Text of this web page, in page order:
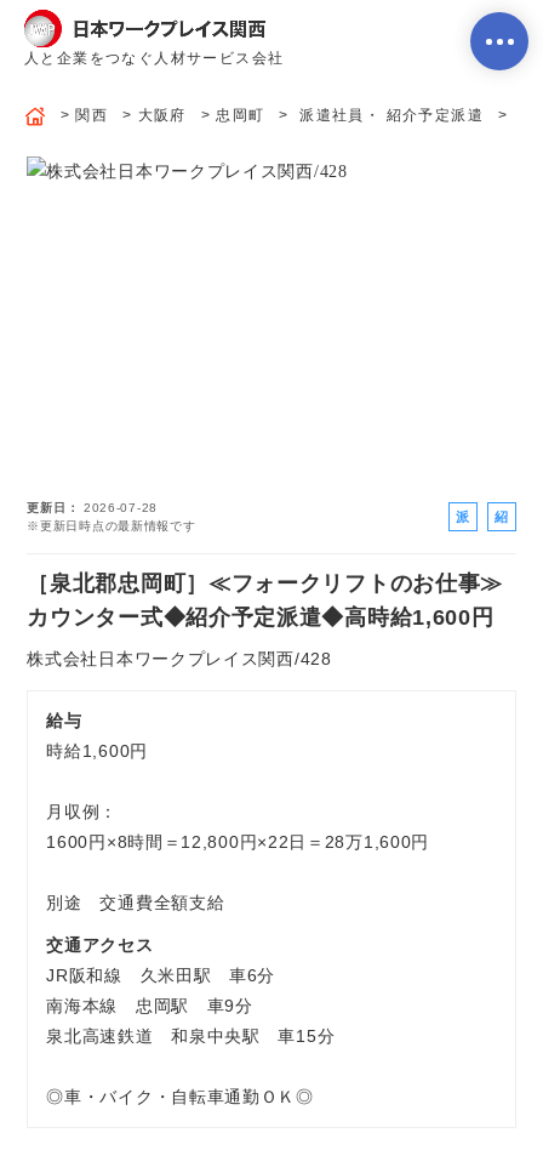
人と企業をつなぐ人材サービス会社
求人を探す
お気軽にご相談ください
関西 大阪府 忠岡町 派遣社員・ 紹介予定派遣
更新日
2026-07-28
※更新日時点の最新情報です
派
社
員
紹
［泉北郡忠岡町］≪フォークリフトのお仕事≫
カウンター式◆紹介予定派遣◆高時給1,600円
株式会社日本ワークプレイス関西/428
給与
時給1,600円
月収例：
1600円×8時間＝12,800円×22日＝28万1,600円
別途 交通費全額支給
交通アクセス
JR阪和線 久米田駅 車6分
南海本線 忠岡駅 車9分
泉北高速鉄道 和泉中央駅 車15分
◎車・バイク・自転車通勤ＯＫ◎